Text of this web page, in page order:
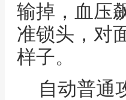
输掉，血压
准锁头，对
样子。
自动普通